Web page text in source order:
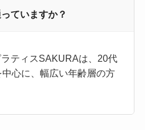
ていますか？
ティスSAKURAは、20代
心に、幅広い年齢層の方